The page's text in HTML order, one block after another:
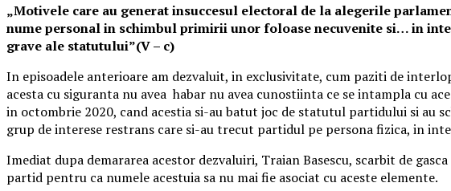
„Motivele care au generat insuccesul electoral de la alegerile
nume personal in schimbul primirii unor foloase necuvenite si… in
grave ale statutului”(V – c)
In episoadele anterioare am dezvaluit, in exclusivitate, cum paziti de
acesta cu siguranta nu avea habar nu avea cunostiinta ce se intampla cu
in octombrie 2020, cand acestia si-au batut joc de statutul partidului si
grup de interese restrans care si-au trecut partidul pe persona fizica, in
Imediat dupa demararea acestor dezvaluiri, Traian Basescu, scarbit de
partid pentru ca numele acestuia sa nu mai fie asociat cu aceste elemente.